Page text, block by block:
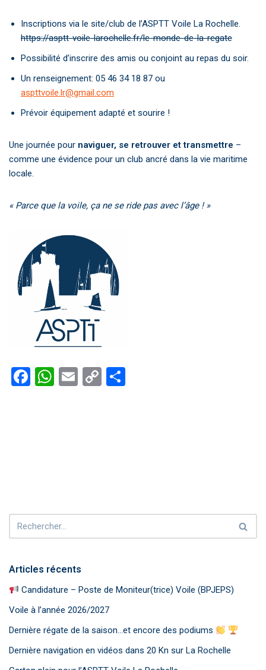
Inscriptions via le site/club de l’ASPTT Voile La Rochelle.
https://asptt-voile-larochelle.fr/le-monde-de-la-regate
Possibilité d’inscrire des amis ou conjoint au repas du soir.
Un renseignement: 05 46 34 18 87 ou
aspttvoile.lr@gmail.com
Prévoir équipement adapté et sourire !
Une journée pour naviguer, se retrouver et transmettre –
comme une évidence pour un club ancré dans la vie maritime
locale.
« Parce que la voile, ça ne se ride pas avec l’âge ! »
F
W E
C
Articles récents
Candidature – Poste de Moniteur(trice) Voile (BPJEPS)
Voile à l’année 2026/2027
Dernière régate de la saison…et encore des podiums
Dernière navigation en vidéos dans 20 Kn sur La Rochelle